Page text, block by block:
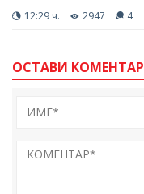
12:29 ч. 2947 4
ОСТАВИ КОМЕНТАР